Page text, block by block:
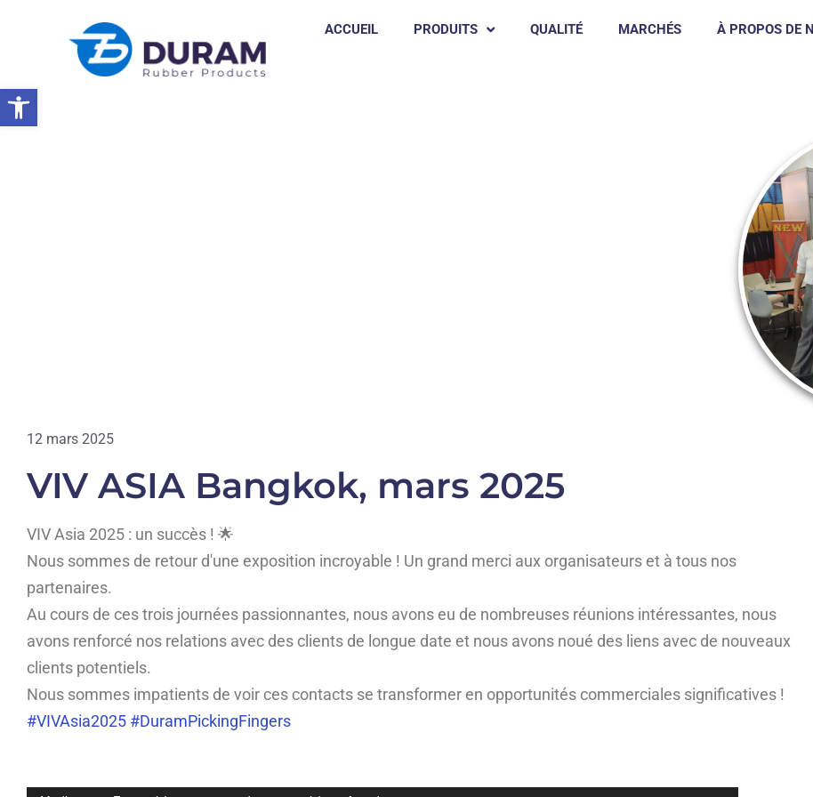
Ouvrir la barre d’outils
ACCUEIL PRODUITS QUALITÉ MARCHÉS À PROPOS DE
12 mars 2025
VIV ASIA Bangkok, mars 2025
VIV Asia 2025 : un succès ! 🌟
Nous sommes de retour d'une exposition incroyable ! Un grand merci aux organisateurs et à tous nos
partenaires.
Au cours de ces trois journées passionnantes, nous avons eu de nombreuses réunions intéressantes, nous
avons renforcé nos relations avec des clients de longue date et nous avons noué des liens avec de nouveaux
clients potentiels.
Nous sommes impatients de voir ces contacts se transformer en opportunités commerciales significatives !
#VIVAsia2025 #DuramPickingFingers